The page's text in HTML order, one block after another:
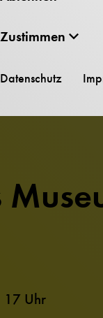
17 Uhr
Zustimmen
Datenschutz